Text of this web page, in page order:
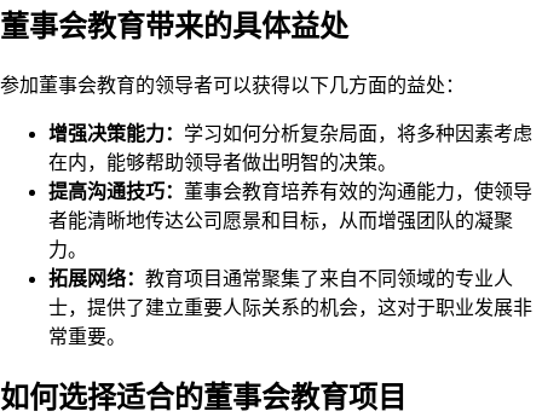
董事会教育带来的具体益处
参加董事会教育的领导者可以获得以下几方面的益处：
增强决策能力： 学习如何分析复杂局面，将多种因素考虑
在内，能够帮助领导者做出明智的决策。
提高沟通技巧： 董事会教育培养有效的沟通能力，使领导
者能清晰地传达公司愿景和目标，从而增强团队的凝聚
力。
拓展网络： 教育项目通常聚集了来自不同领域的专业人
士，提供了建立重要人际关系的机会，这对于职业发展非
常重要。
如何选择适合的董事会教育项目